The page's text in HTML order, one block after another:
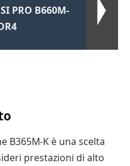
PRO B660M-
B365M-K è una scelta
prestazioni di alto